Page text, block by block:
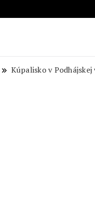
Kúpalisko v